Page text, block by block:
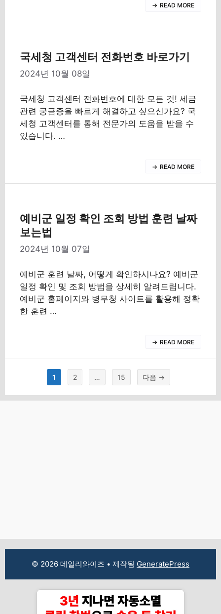
READ MORE
국세청 고객센터 전화번호 바로가기
2024년 10월 08일
국세청 고객센터 전화번호에 대한 모든 것! 세금
관련 궁금증을 빠르게 해결하고 싶으신가요? 국
세청 고객센터를 통해 전문가의 도움을 받을 수
있습니다. …
READ MORE
예비군 일정 확인 조회 방법 훈련 날짜
보는법
2024년 10월 07일
예비군 훈련 날짜, 어떻게 확인하시나요? 예비군
일정 확인 및 조회 방법을 상세히 알려드립니다.
예비군 홈페이지와 병무청 사이트를 활용해 정확
한 훈련 …
READ MORE
페
이
지
1
페
이
지
2 …
페
이
지
15 다음 →
© 2026 데일리와이즈 • 제작됨 GeneratePress